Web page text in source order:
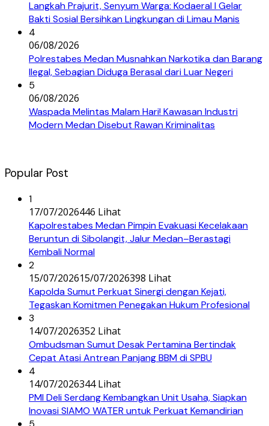
Langkah Prajurit, Senyum Warga: Kodaeral I Gelar
Bakti Sosial Bersihkan Lingkungan di Limau Manis
4
06/08/2026
Polrestabes Medan Musnahkan Narkotika dan Barang
Ilegal, Sebagian Diduga Berasal dari Luar Negeri
5
06/08/2026
Waspada Melintas Malam Hari! Kawasan Industri
Modern Medan Disebut Rawan Kriminalitas
Popular Post
1
17/07/2026446 Lihat
Kapolrestabes Medan Pimpin Evakuasi Kecelakaan
Beruntun di Sibolangit, Jalur Medan–Berastagi
Kembali Normal
2
15/07/202615/07/2026398 Lihat
Kapolda Sumut Perkuat Sinergi dengan Kejati,
Tegaskan Komitmen Penegakan Hukum Profesional
3
14/07/2026352 Lihat
Ombudsman Sumut Desak Pertamina Bertindak
Cepat Atasi Antrean Panjang BBM di SPBU
4
14/07/2026344 Lihat
PMI Deli Serdang Kembangkan Unit Usaha, Siapkan
Inovasi SIAMO WATER untuk Perkuat Kemandirian